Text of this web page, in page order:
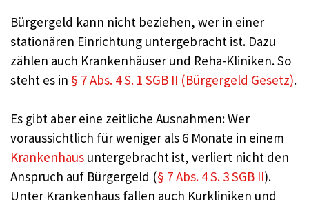
Bürgergeld kann nicht beziehen, wer in einer
stationären Einrichtung untergebracht ist. Dazu
zählen auch Krankenhäuser und Reha-Kliniken. So
steht es in § 7 Abs. 4 S. 1 SGB II (Bürgergeld Gesetz).
Es gibt aber eine zeitliche Ausnahmen: Wer
voraussichtlich für weniger als 6 Monate in einem
Krankenhaus untergebracht ist, verliert nicht den
Anspruch auf Bürgergeld (§ 7 Abs. 4 S. 3 SGB II).
Unter Krankenhaus fallen auch Kurkliniken und